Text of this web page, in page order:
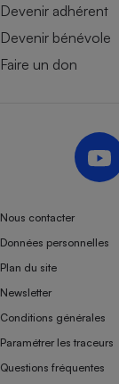
Devenir adhérent
Devenir bénévole
Faire un don
Nous contacter
Données personnelles
Plan du site
Newsletter
Conditions générales
Paramétrer les traceurs
Questions fréquentes